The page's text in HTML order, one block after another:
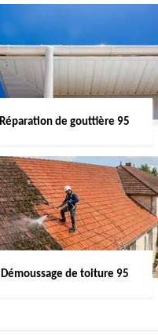
Réparation de gouttière 95
Démoussage de toiture 95